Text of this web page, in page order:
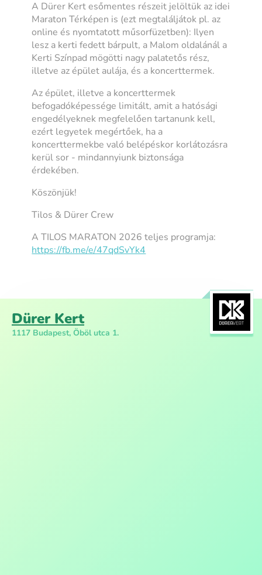
A Dürer Kert esőmentes részeit jelöltük az idei
Maraton Térképen is (ezt megtaláljátok pl. az
online és nyomtatott műsorfüzetben): Ilyen
lesz a kerti fedett bárpult, a Malom oldalánál a
Kerti Színpad mögötti nagy palatetős rész,
illetve az épület aulája, és a koncerttermek.
Az épület, illetve a koncerttermek
befogadóképessége limitált, amit a hatósági
engedélyeknek megfelelően tartanunk kell,
ezért legyetek megértőek, ha a
koncerttermekbe való belépéskor korlátozásra
kerül sor - mindannyiunk biztonsága
érdekében.
Köszönjük!
Tilos & Dürer Crew
A TILOS MARATON 2026 teljes programja:
https://fb.me/e/47qdSvYk4
Dürer Kert
1117 Budapest, Öböl utca 1.